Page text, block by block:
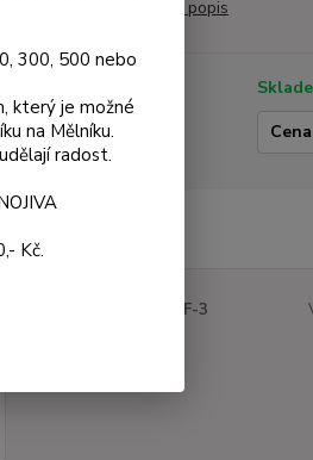
celý popis
Varianta
035F-3
300, 500 nebo
který je možné
na Mělníku.
radost.
Kč.